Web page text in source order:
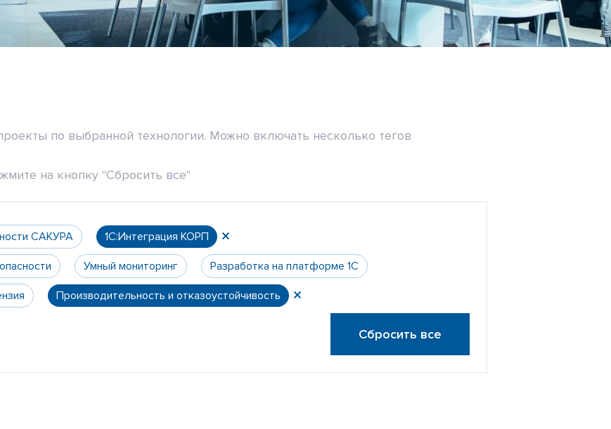
по выбранной технологии. Можно включать несколько тегов
на кнопку "Сбросить все"
САКУРА 1С:Интеграция КОРП
Умный мониторинг Разработка на платформе 1С
Производительность и отказоустойчивость
Сбросить все